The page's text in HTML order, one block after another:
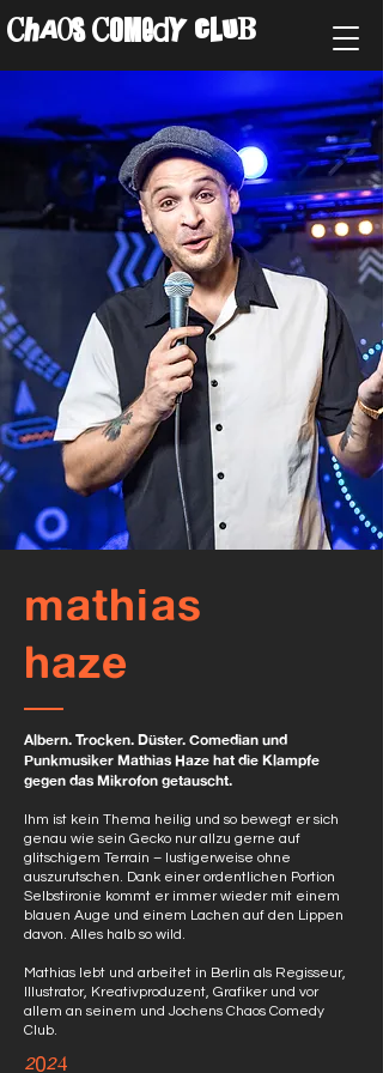
ChAos COMedY cLuB
mathias
haze
Albern. Trocken. Düster. Comedian und
Punkmusiker Mathias Haze hat die Klampfe
gegen das Mikrofon getauscht.
Ihm ist kein Thema heilig und so bewegt er sich
genau wie sein Gecko nur allzu gerne auf
glitschigem Terrain – lustigerweise ohne
auszurutschen. Dank einer ordentlichen Portion
Selbstironie kommt er immer wieder mit einem
blauen Auge und einem Lachen auf den Lippen
davon. Alles halb so wild.
Mathias lebt und arbeitet in Berlin als Regisseur,
Illustrator, Kreativproduzent, Grafiker und vor
allem an seinem und Jochens Chaos Comedy
Club.
2024